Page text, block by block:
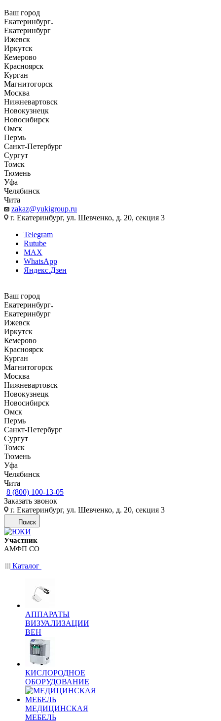
Ваш город
Екатеринбург
Екатеринбург
Ижевск
Иркутск
Кемерово
Красноярск
Курган
Магнитогорск
Москва
Нижневартовск
Новокузнецк
Новосибирск
Омск
Пермь
Санкт-Петербург
Сургут
Томск
Тюмень
Уфа
Челябинск
Чита
zakaz@yukigroup.ru
г. Екатеринбург, ул. Шевченко, д. 20, секция 3
Telegram
Rutube
MAX
WhatsApp
Яндекс.Дзен
Ваш город
Екатеринбург
Екатеринбург
Ижевск
Иркутск
Кемерово
Красноярск
Курган
Магнитогорск
Москва
Нижневартовск
Новокузнецк
Новосибирск
Омск
Пермь
Санкт-Петербург
Сургут
Томск
Тюмень
Уфа
Челябинск
Чита
8 (800) 100-13-05
Заказать звонок
г. Екатеринбург, ул. Шевченко, д. 20, секция 3
Поиск
Участник
АМФП СО
Каталог
АППАРАТЫ
ВИЗУАЛИЗАЦИИ
ВЕН
КИСЛОРОДНОЕ
ОБОРУДОВАНИЕ
МЕДИЦИНСКАЯ
МЕБЕЛЬ